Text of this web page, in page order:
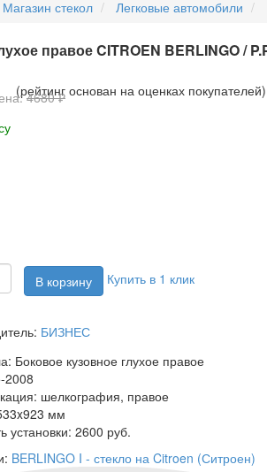
Магазин стекол Легковые автомобили
правое CITROEN BERLINGO /
(рейтинг основан на оценках покупателей)
4680 ₽
Купить в 1 клик
БИЗНЕС
Боковое кузовное глухое правое
2008
шелкография, правое
мм
установки: 2600 руб.
BERLINGO I - стекло на Citroen (Ситроен)